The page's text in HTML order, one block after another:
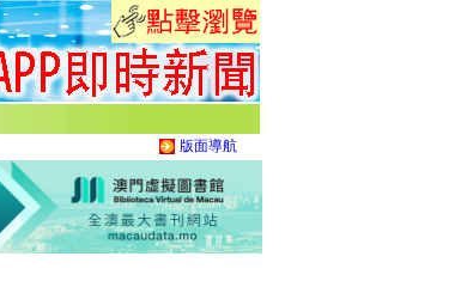
版面導航